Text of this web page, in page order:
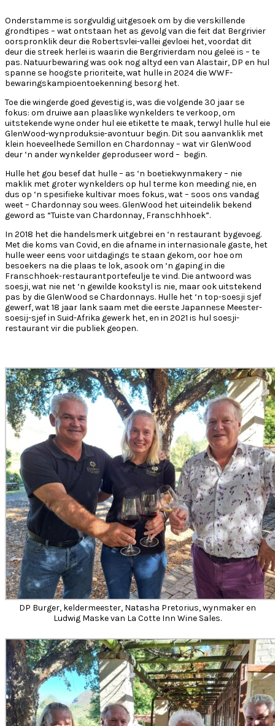
Onderstamme is sorgvuldig uitgesoek om by die verskillende
grondtipes – wat ontstaan het as gevolg van die feit dat Bergrivier
oorspronklik deur die Robertsvlei-vallei gevloei het, voordat dit
deur die streek herlei is waarin die Bergrivierdam nou geleë is – te
pas. Natuurbewaring was ook nog altyd een van Alastair, DP en hul
spanne se hoogste prioriteite, wat hulle in 2024 die WWF-
bewaringskampioentoekenning besorg het.
Toe die wingerde goed gevestig is, was die volgende 30 jaar se
fokus: om druiwe aan plaaslike wynkelders te verkoop, om
uitstekende wyne onder hul eie etikette te maak, terwyl hulle hul eie
GlenWood-wynproduksie-avontuur begin. Dit sou aanvanklik met
klein hoeveelhede Semillon en Chardonnay – wat vir GlenWood
deur ‘n ander wynkelder geproduseer word – begin.
Hulle het gou besef dat hulle – as ‘n boetiekwynmakery – nie
maklik met groter wynkelders op hul terme kon meeding nie, en
dus op ‘n spesifieke kultivar moes fokus, wat – soos ons vandag
weet – Chardonnay sou wees. GlenWood het uiteindelik bekend
geword as “Tuiste van Chardonnay, Franschhhoek”.
In 2018 het die handelsmerk uitgebrei en ‘n restaurant bygevoeg.
Met die koms van Covid, en die afname in internasionale gaste, het
hulle weer eens voor uitdagings te staan gekom, oor hoe om
besoekers na die plaas te lok, asook om ‘n gaping in die
Franschhoek-restaurantportefeulje te vind. Die antwoord was
soesji, wat nie net ‘n gewilde kookstyl is nie, maar ook uitstekend
pas by die GlenWood se Chardonnays. Hulle het ‘n top-soesji sjef
gewerf, wat 18 jaar lank saam met die eerste Japannese Meester-
soesij-sjef in Suid-Afrika gewerk het, en in 2021 is hul soesji-
restaurant vir die publiek geopen.
DP Burger, keldermeester, Natasha Pretorius, wynmaker en
Ludwig Maske van La Cotte Inn Wine Sales.